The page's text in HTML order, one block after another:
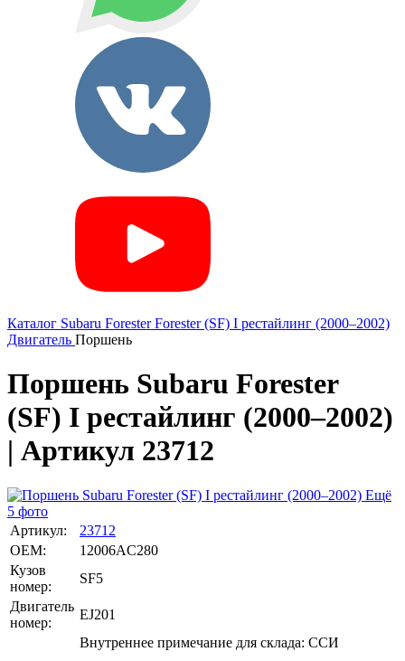
Каталог Subaru Forester Forester (SF) I рестайлинг (2000–2002)
Двигатель Поршень
Поршень Subaru Forester
(SF) I рестайлинг (2000–2002)
| Артикул 23712
Ещё
5 фото
Артикул:
23712
OEM:
12006AC280
Кузов
номер:
SF5
Двигатель
номер:
EJ201
Внутреннее примечание для склада: ССИ